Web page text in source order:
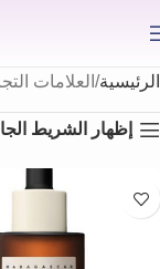
الرئيسية العلامات
إظهار الشريط